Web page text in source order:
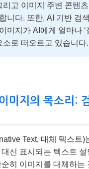
리고 이미지 주변 콘텐
니다. 또한, AI 기반 검
미지가 AI에게 얼마나 ‘
소로 떠오르고 있습니다.
미지의 목소리:
Text, 대체 텍스트)
신 표시되는 텍스트 설
히 이미지를 대체하는